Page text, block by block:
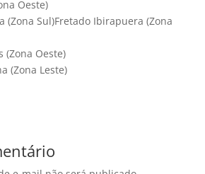
Oeste)
(Zona Sul)Fretado Ibirapuera (Zona
(Zona Oeste)
(Zona Leste)